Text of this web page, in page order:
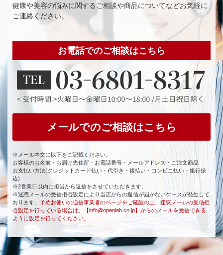
健康や美容の悩みに関するご相談や商品についてなどお気軽に
ご連絡ください。
お電話でのご相談はこちら
メールでのご相談はこちら
※メール本文に以下をご記載ください。
お客様のお名前・お届け先住所・お電話番号・メールアドレス・ご注文商品
お支払い方法(クレジットカード払い・代引き・後払い・コンビニ払い・銀行振
込)
※2営業日以内に担当から返信をさせていただきます。
※迷惑メールの受信拒否設定により当店からの返信が届かないケースが発生して
おります。 予めお使いの通信事業者のページをご確認の上、迷惑メールの受信拒
否設定を行っている場合は、【info@openlab.co.jp】からのメールを受信できる
ように設定を行ってください。